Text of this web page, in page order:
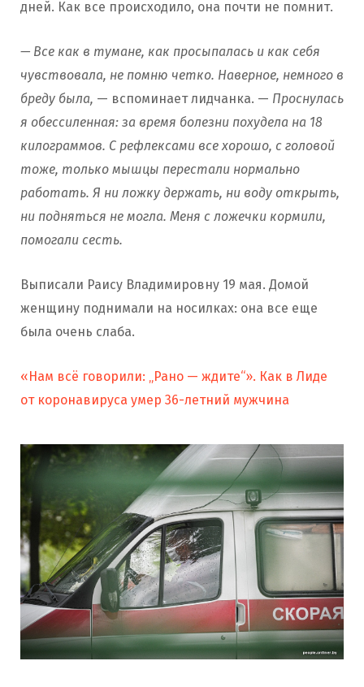
дней. Как все происходило, она почти не помнит.
— Все как в тумане, как просыпалась и как себя
чувствовала, не помню четко. Наверное, немного в
бреду была, — вспоминает лидчанка. — Проснулась
я обессиленная: за время болезни похудела на 18
килограммов. С рефлексами все хорошо, с головой
тоже, только мышцы перестали нормально
работать. Я ни ложку держать, ни воду открыть,
ни подняться не могла. Меня с ложечки кормили,
помогали сесть.
Выписали Раису Владимировну 19 мая. Домой
женщину поднимали на носилках: она все еще
была очень слаба.
«Нам всё говорили: „Рано — ждите“». Как в Лиде
от коронавируса умер 36-летний мужчина